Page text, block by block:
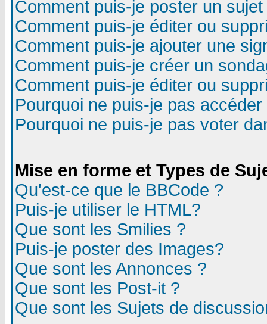
Comment puis-je poster un
Comment puis-je éditer ou
Comment puis-je ajouter une
Comment puis-je créer un
Comment puis-je éditer ou
Pourquoi ne puis-je pas
Pourquoi ne puis-je pas voter
Mise en forme et Types de
Qu'est-ce que le BBCode ?
Puis-je utiliser le HTML?
Que sont les Smilies ?
Puis-je poster des Images?
Que sont les Annonces ?
Que sont les Post-it ?
Que sont les Sujets de